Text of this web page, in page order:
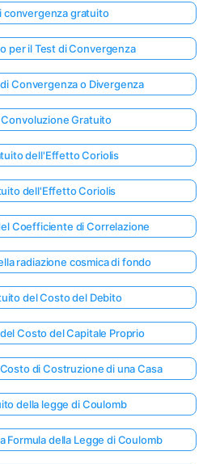
convergenza gratuito
per il Test di Convergenza
Convergenza o Divergenza
Gratuito
dell'Effetto Coriolis
dell'Effetto Coriolis
Coefficiente di Correlazione
radiazione cosmica di fondo
del Costo del Debito
Costo del Capitale Proprio
di Costruzione di una Casa
della legge di Coulomb
Formula della Legge di Coulomb